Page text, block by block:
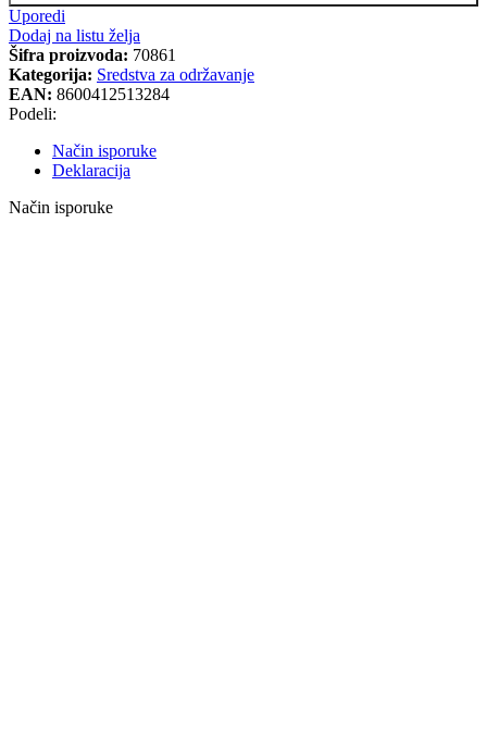
Uporedi
Dodaj na listu želja
Šifra proizvoda: 70861
Kategorija: Sredstva za održavanje
EAN: 8600412513284
Podeli:
Način isporuke
Deklaracija
Način isporuke